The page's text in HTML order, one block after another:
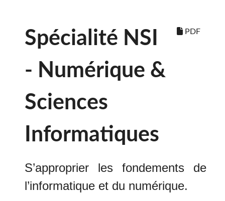
PDF
Spécialité NSI
- Numérique &
Sciences
Informatiques
S’approprier les fondements de
l’informatique et du numérique.